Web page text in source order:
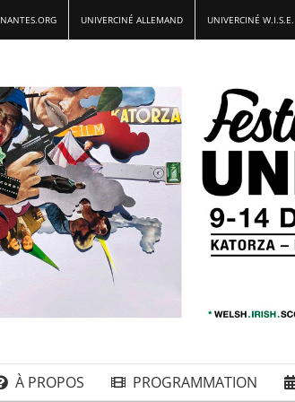
UNIVERCINÉ ALLEMAND UNIVERCINÉ W.I.S.E.
À PROPOS PROGRAMMATION